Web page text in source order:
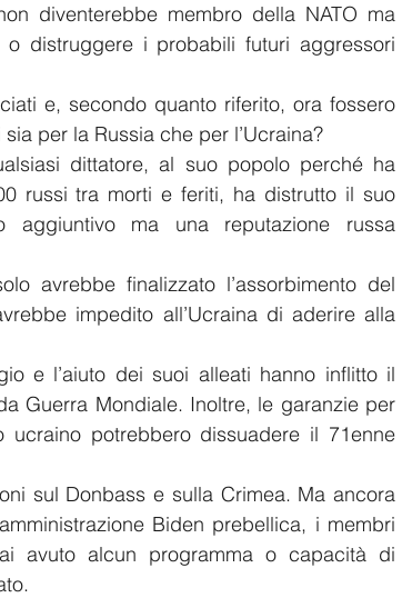
diventerebbe membro della NATO ma
distruggere i probabili futuri aggressori
e, secondo quanto riferito, ora fossero
per la Russia che per l’Ucraina?
dittatore, al suo popolo perché ha
russi tra morti e feriti, ha distrutto il suo
ma una reputazione russa
avrebbe finalizzato l’assorbimento del
impedito all’Ucraina di aderire alla
e l’aiuto dei suoi alleati hanno inflitto il
Guerra Mondiale. Inoltre, le garanzie per
ucraino potrebbero dissuadere il 71enne
sul Donbass e sulla Crimea. Ma ancora
Biden prebellica, i membri
avuto alcun programma o capacità di